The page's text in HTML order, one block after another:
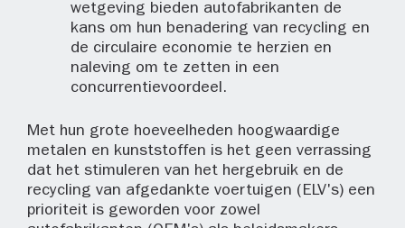
wetgeving bieden autofabrikanten de
kans om hun benadering van recycling en
de circulaire economie te herzien en
naleving om te zetten in een
concurrentievoordeel.
Met hun grote hoeveelheden hoogwaardige
metalen en kunststoffen is het geen verrassing
dat het stimuleren van het hergebruik en de
recycling van afgedankte voertuigen (ELV's) een
prioriteit is geworden voor zowel